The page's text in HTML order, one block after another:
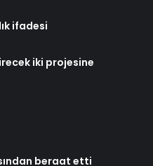
ifadesi
iki projesine
beraat etti